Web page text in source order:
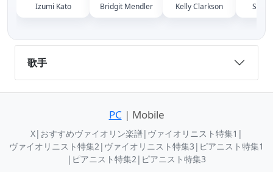
Izumi Kato Bridgit Mendler Kelly Clarkson
歌手
PC | Mobile
X| おすすめヴァイオリン楽譜| ヴァイオリニスト特集1 |
ヴァイオリニスト特集2| ヴァイオリニスト特集3 | ピアニスト特集1
| ピアニスト特集2| ピアニスト特集3